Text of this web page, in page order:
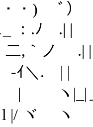
・
二,
ﾞ ー
ヽ|_|＿
l |/